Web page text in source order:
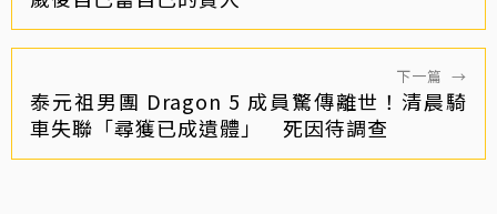
下一篇 →
泰元祖男團 Dragon 5 成員驚傳離世！清晨騎
車失聯「尋獲已成遺體」 死因待調查